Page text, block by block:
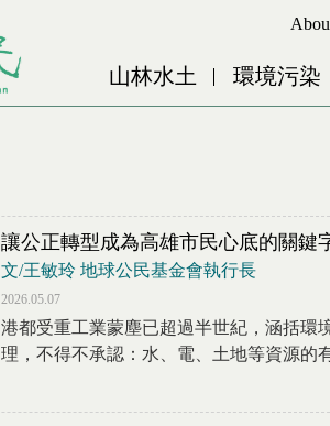
Jump to
Jump to Main
山林水土 環境污染
讓公正轉型成為高雄市民心底的關鍵
文/王敏玲 地球公民基金會執行長
2026.05.07
港都受重工業蒙塵已超過半世紀，涵括環
理，不得不承認：水、電、土地等資源的